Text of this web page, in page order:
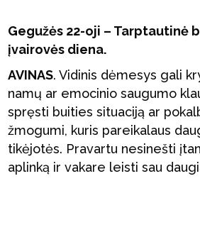
Gegužės 22-oji – Tarptautinė
įvairovės diena.
AVINAS. Vidinis dėmesys gali
namų ar emocinio saugumo
spręsti buities situaciją ar
žmogumi, kuris pareikalaus
tikėjotės. Pravartu nesinešti
aplinką ir vakare leisti sau